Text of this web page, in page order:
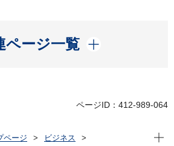
ページ一覧
開く
ページID：412-989-064
ページ
ビジネス
現在